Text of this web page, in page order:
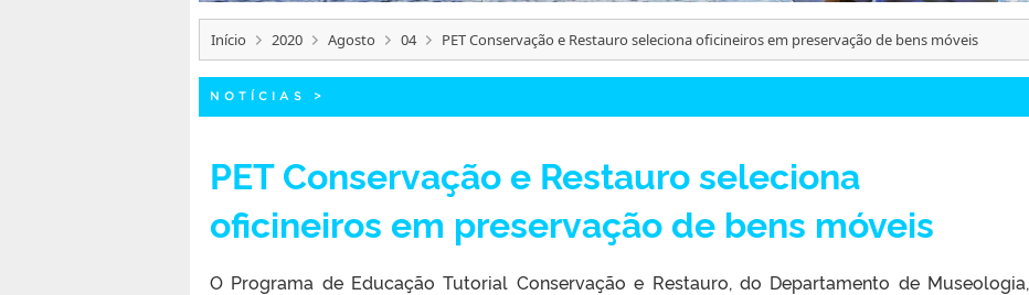
Início 2020 Agosto 04 PET Conservação e Restauro seleciona oficineiros em preservação de bens móveis
NOTÍCIAS >
PET Conservação e Restauro seleciona
oficineiros em preservação de bens móveis
O Programa de Educação Tutorial Conservação e Restauro, do Departamento de Museologia,